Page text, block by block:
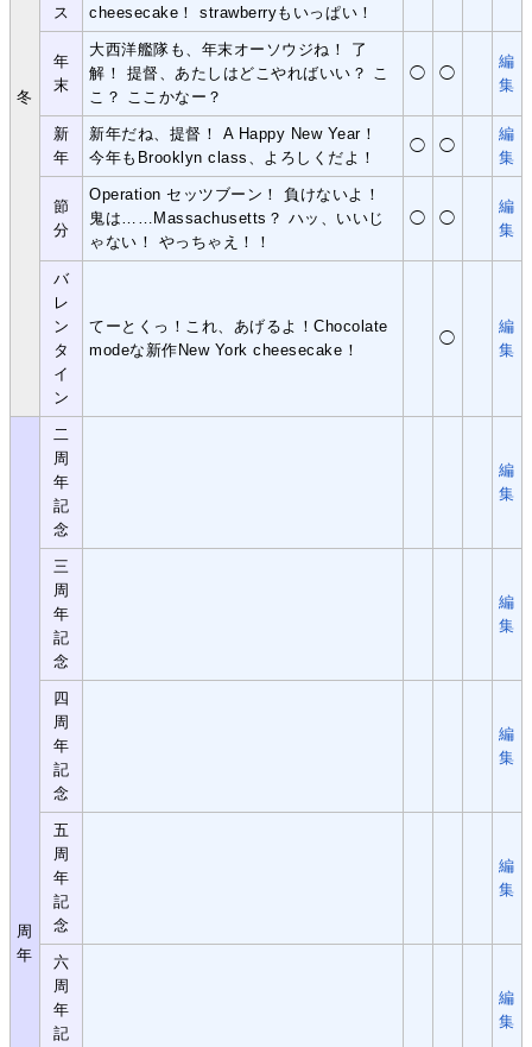
冬
ス
cheesecake！ strawberryもいっぱい！
年
末
大西洋艦隊も、年末オーソウジね！ 了
解！ 提督、あたしはどこやればいい？ こ
こ？ ここかなー？
◯ ◯
編
集
新
年
新年だね、提督！ A Happy New Year！
今年もBrooklyn class、よろしくだよ！
◯ ◯
編
集
節
分
Operation セッツブーン！ 負けないよ！
鬼は……Massachusetts？ ハッ、いいじ
ゃない！ やっちゃえ！！
◯ ◯
編
集
バ
レ
ン
タ
イ
ン
てーとくっ！これ、あげるよ！Chocolate
modeな新作New York cheesecake！
◯
編
集
周
年
二
周
年
記
念
編
集
三
周
年
記
念
編
集
四
周
年
記
念
編
集
五
周
年
記
念
編
集
六
周
年
記
編
集